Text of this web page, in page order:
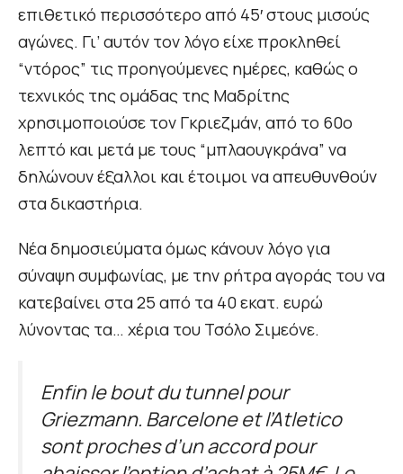
επιθετικό περισσότερο από 45′ στους μισούς
αγώνες. Γι’ αυτόν τον λόγο είχε προκληθεί
“ντόρος” τις προηγούμενες ημέρες, καθώς ο
τεχνικός της ομάδας της Μαδρίτης
χρησιμοποιούσε τον Γκριεζμάν, από το 60ο
λεπτό και μετά με τους “μπλαουγκράνα” να
δηλώνουν έξαλλοι και έτοιμοι να απευθυνθούν
στα δικαστήρια.
Νέα δημοσιεύματα όμως κάνουν λόγο για
σύναψη συμφωνίας, με την ρήτρα αγοράς του να
κατεβαίνει στα 25 από τα 40 εκατ. ευρώ
λύνοντας τα… χέρια του Τσόλο Σιμεόνε.
Enfin le bout du tunnel pour
Griezmann. Barcelone et l’Atletico
sont proches d’un accord pour